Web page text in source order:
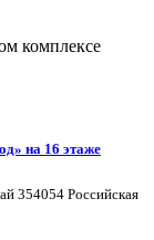
комплексе
на 16 этаже
354054 Российская